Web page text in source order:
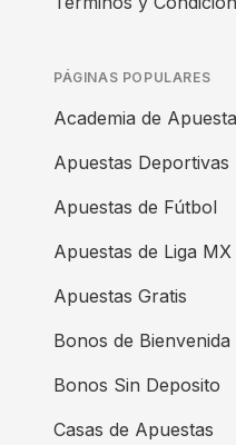
PÁGINAS POPULARES
Academia de
Apuestas Deportivas
Apuestas de Fútbol
Apuestas de Liga MX
Apuestas Gratis
Bonos de Bienvenida
Bonos Sin Deposito
Casas de Apuestas